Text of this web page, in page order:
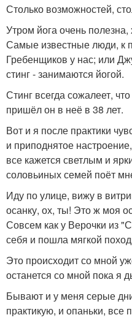
Столько возможностей,
Утром йога очень полезна,
Самые известные люди, к
Гребенщиков у нас; или
стинг - занимаются йогой.
Стинг всегда сожалеет,
пришёл он в неё в 38 лет.
Вот и я после практики
и приподнятое
все кажется светлым и
соловьиных семей поёт
Иду по улице, вижу в
осанку, ох, ты! Это ж моя
Совсем как у Верочки из
себя и пошла мягкой
Это происходит со мной
останется со мной пока я
Бывают и у меня серые
практикую, и опаньки, все